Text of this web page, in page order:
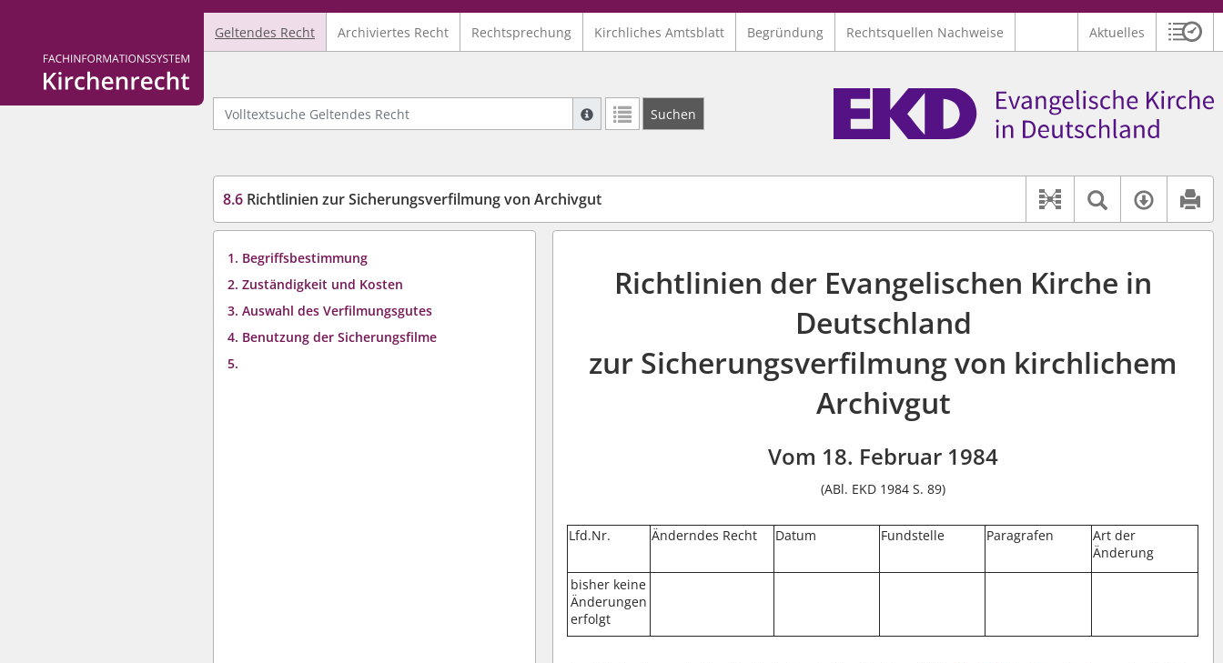
Logo Fachinformationssystem Kirchenrecht
Geltendes Recht Archiviertes Recht Rechtsprechung Kirchliches Amtsblatt Begründung Rechtsquellen Nachweise Aktuelles
Volltextsuche Geltendes Recht
Suche mit Platzhalter "*", Bsp. Pfarrer*, findet auch: "Pfarrerinitiative" oder "Pfarrerausschuss".
Weitere Suchoperatoren finden Sie in unserer Hilfe.
Suchen
8.6 Richtlinien zur Sicherungsverfilmung von Archivgut
Dokument-
Textsuche
1. Begriffsbestimmung
2. Zuständigkeit und Kosten
3. Auswahl des Verfilmungsgutes
4. Benutzung der Sicherungsfilme
5.
Richtlinien der Evangelischen Kirche in
Deutschland
zur Sicherungsverfilmung von kirchlichem
Archivgut
Vom 18. Februar 1984
(ABl. EKD 1984 S. 89)
Lfd.Nr. Änderndes Recht Datum Fundstelle Paragrafen
Art der
Änderung
bisher keine
Änderungen
erfolgt